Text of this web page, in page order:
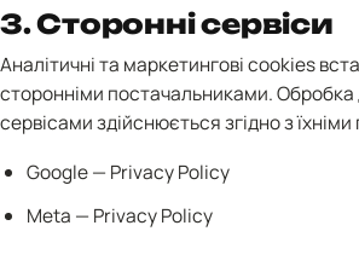
3. Сторонні сервіси
Аналітичні та маркетингові cookies
сторонніми постачальниками.
сервісами здійснюється згідно з
Google — Privacy Policy
Meta — Privacy Policy